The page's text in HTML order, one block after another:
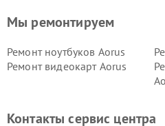
Мы ремонтируем
Ремонт ноутбуков Aorus
Ремонт видеокарт Aorus
Контакты сервис центра